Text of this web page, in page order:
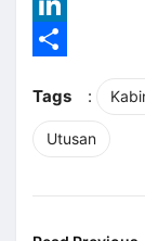
Reddit
LinkedIn
Tags
:
Utusan